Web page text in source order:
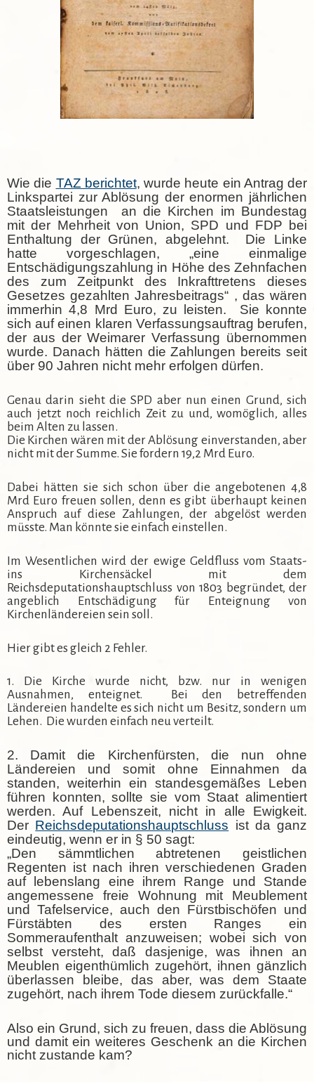
Wie die TAZ berichtet, wurde heute ein Antrag der
Linkspartei zur Ablösung der enormen jährlichen
Staatsleistungen an die Kirchen im Bundestag
mit der Mehrheit von Union, SPD und FDP bei
Enthaltung der Grünen, abgelehnt. Die Linke
hatte vorgeschlagen, „eine einmalige
Entschädigungszahlung in Höhe des Zehnfachen
des zum Zeitpunkt des Inkrafttretens dieses
Gesetzes gezahlten Jahresbeitrags“ , das wären
immerhin 4,8 Mrd Euro, zu leisten. Sie konnte
sich auf einen klaren Verfassungsauftrag berufen,
der aus der Weimarer Verfassung übernommen
wurde. Danach hätten die Zahlungen bereits seit
über 90 Jahren nicht mehr erfolgen dürfen.
Genau darin sieht die SPD aber nun einen Grund, sich
auch jetzt noch reichlich Zeit zu und, womöglich, alles
beim Alten zu lassen.
Die Kirchen wären mit der Ablösung einverstanden, aber
nicht mit der Summe. Sie fordern 19,2 Mrd Euro.
Dabei hätten sie sich schon über die angebotenen 4,8
Mrd Euro freuen sollen, denn es gibt überhaupt keinen
Anspruch auf diese Zahlungen, der abgelöst werden
müsste. Man könnte sie einfach einstellen.
Im Wesentlichen wird der ewige Geldfluss vom Staats-
ins Kirchensäckel mit dem
Reichsdeputationshauptschluss von 1803 begründet, der
angeblich Entschädigung für Enteignung von
Kirchenländereien sein soll.
Hier gibt es gleich 2 Fehler.
1. Die Kirche wurde nicht, bzw. nur in wenigen
Ausnahmen, enteignet. Bei den betreffenden
Ländereien handelte es sich nicht um Besitz, sondern um
Lehen. Die wurden einfach neu verteilt.
2. Damit die Kirchenfürsten, die nun ohne
Ländereien und somit ohne Einnahmen da
standen, weiterhin ein standesgemäßes Leben
führen konnten, sollte sie vom Staat alimentiert
werden. Auf Lebenszeit, nicht in alle Ewigkeit.
Der Reichsdeputationshauptschluss ist da ganz
eindeutig, wenn er in § 50 sagt:
„Den sämmtlichen abtretenen geistlichen
Regenten ist nach ihren verschiedenen Graden
auf lebenslang eine ihrem Range und Stande
angemessene freie Wohnung mit Meublement
und Tafelservice, auch den Fürstbischöfen und
Fürstäbten des ersten Ranges ein
Sommeraufenthalt anzuweisen; wobei sich von
selbst versteht, daß dasjenige, was ihnen an
Meublen eigenthümlich zugehört, ihnen gänzlich
überlassen bleibe, das aber, was dem Staate
zugehört, nach ihrem Tode diesem zurückfalle.“
Also ein Grund, sich zu freuen, dass die Ablösung
und damit ein weiteres Geschenk an die Kirchen
nicht zustande kam?